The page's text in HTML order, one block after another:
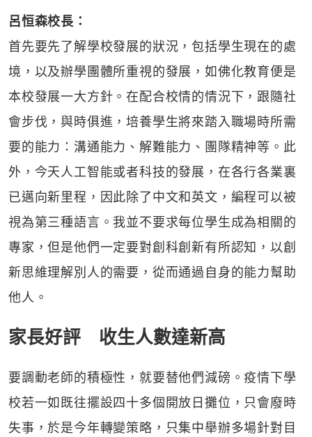
呂恒森校長：
首先要先了解學校發展的狀況，包括學生現在的處
境，以及辦學團體所重視的發展，如佛化教育便是
本校發展一大方針。在配合校情的情況下，跟隨社
會步伐，與時俱進，培養學生將來踏入職場時所需
要的能力：溝通能力、解難能力、團隊精神等。此
外，今天人工智能或者科技的發展，在各行各業裏
已邁向新里程，因此除了中文和英文，編程可以被
視為第三種語言。我並不要求每位學生成為相關的
專家，但是他們一定要對創科創新有所認知，以創
新思維理解別人的需要，從而通過自身的能力幫助
他人。
家長好評 收生人數達新高
要調動老師的積極性，就要替他們減磅。疫情下學
校若一如既往擺設四十多個開放日攤位，只會廢時
失事，於是今年轉變策略，只集中舉辦多場針對目